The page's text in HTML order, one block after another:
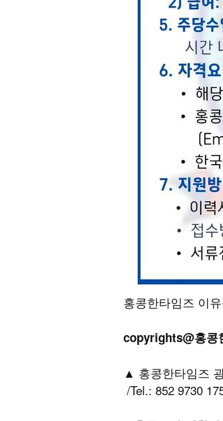
홍콩한타임즈 이
copyrights@홍콩
▲ 홍콩한타임즈
/Tel.: 852 9730